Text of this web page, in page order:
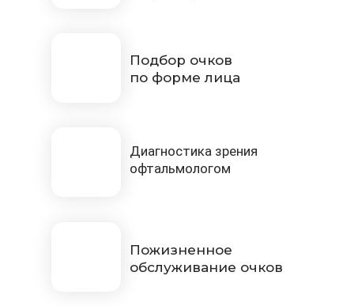
Подбор очков
по форме лица
Пожизненное
обслуживание очков
Диагностика зрения
офтальмологом